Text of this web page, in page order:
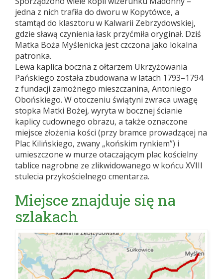
jedna z nich trafiła do dworu w Kopytówce, a
stamtąd do klasztoru w Kalwarii Zebrzydowskiej,
gdzie sławą czynienia łask przyćmiła oryginał. Dziś
Matka Boża Myślenicka jest czczona jako lokalna
patronka.
Lewa kaplica boczna z ołtarzem Ukrzyżowania
Pańskiego została zbudowana w latach 1793–1794
z fundacji zamożnego mieszczanina, Antoniego
Obońskiego. W otoczeniu świątyni zwraca uwagę
stopka Matki Bożej, wyryta w bocznej ścianie
kaplicy cudownego obrazu, a także oznaczone
miejsce złożenia kości (przy bramce prowadzącej na
Plac Kilińskiego, zwany „końskim rynkiem”) i
umieszczone w murze otaczającym plac kościelny
tablice nagrobne ze zlikwidowanego w końcu XVIII
stulecia przykościelnego cmentarza.
Miejsce znajduje się na
szlakach